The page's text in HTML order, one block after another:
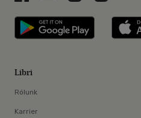
Libri
Libri
Rólunk
Karrier